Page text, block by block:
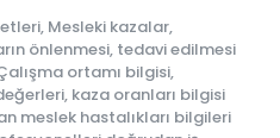
Mesleki kazalar,
önlenmesi, tedavi edilmesi
ortamı bilgisi,
kaza oranları bilgisi
meslek hastalıkları bilgileri